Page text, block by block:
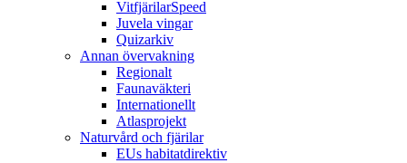
VitfjärilarSpeed
Juvela vingar
Quizarkiv
Annan övervakning
Regionalt
Faunaväkteri
Internationellt
Atlasprojekt
Naturvård och fjärilar
EUs habitatdirektiv